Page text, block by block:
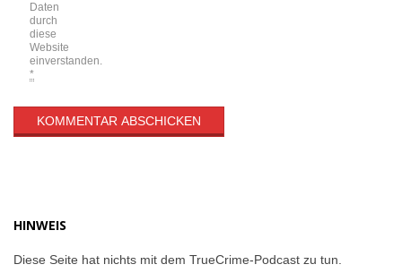
Daten
durch
diese
Website
einverstanden.
*
HINWEIS
Diese Seite hat nichts mit dem TrueCrime-Podcast zu tun.